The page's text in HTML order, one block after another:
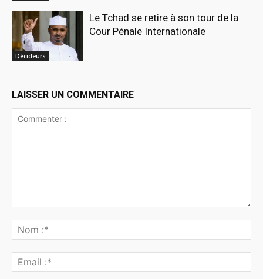
Décideurs
Le Tchad se retire à son tour de la
Cour Pénale Internationale
LAISSER UN COMMENTAIRE
:*
:*